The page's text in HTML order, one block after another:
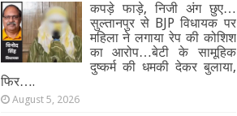
कपड़े फाड़े, निजी अंग छुए…
सुल्तानपुर से BJP विधायक पर
महिला ने लगाया रेप की कोशिश
का आरोप…बेटी के सामूहिक
दुष्कर्म की धमकी देकर बुलाया,
फिर….
August 5, 2026